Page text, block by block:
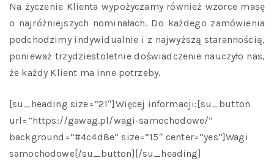
Na życzenie Klienta wypożyczamy również wzorce masę
o najróżniejszych nominałach. Do każdego zamówienia
podchodzimy indywidualnie i z najwyższą starannością,
ponieważ trzydziestoletnie doświadczenie nauczyło nas,
że każdy Klient ma inne potrzeby.
[su_heading size=”21″]Więcej informacji:[su_button
url=”https://gawag.pl/wagi-samochodowe/”
background=”#4c4d8e” size=”15″ center=”yes”]Wagi
samochodowe[/su_button][/su_heading]